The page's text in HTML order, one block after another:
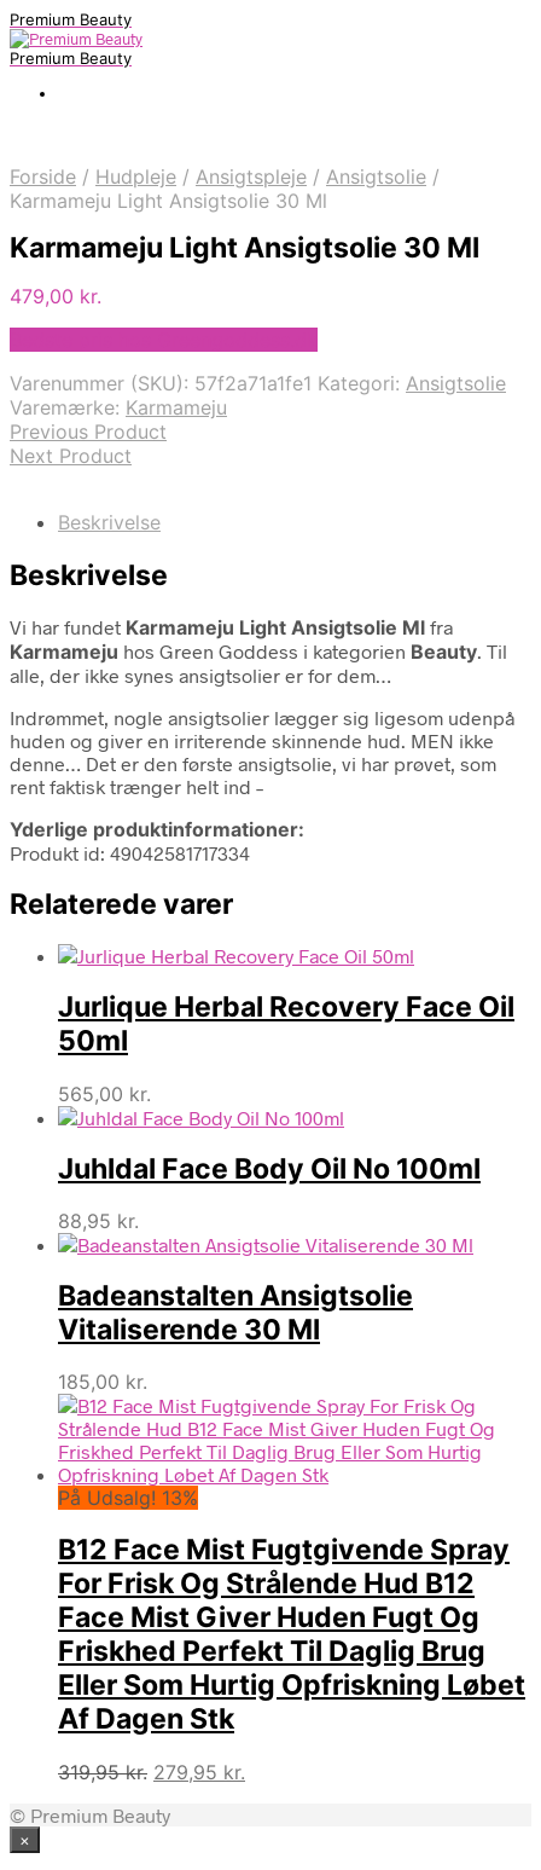
Premium Beauty
Premium Beauty
Forside / Hudpleje / Ansigtspleje / Ansigtsolie /
Karmameju Light Ansigtsolie 30 Ml
Karmameju Light Ansigtsolie 30 Ml
479,00 kr.
Varenummer (SKU): 57f2a71a1fe1 Kategori: Ansigtsolie
Varemærke: Karmameju
Previous Product
Next Product
Beskrivelse
Beskrivelse
Vi har fundet Karmameju Light Ansigtsolie Ml fra
Karmameju hos Green Goddess i kategorien Beauty. Til
alle, der ikke synes ansigtsolier er for dem…
Indrømmet, nogle ansigtsolier lægger sig ligesom udenpå
huden og giver en irriterende skinnende hud. MEN ikke
denne… Det er den første ansigtsolie, vi har prøvet, som
rent faktisk trænger helt ind –
Yderlige produktinformationer:
Produkt id: 49042581717334
Relaterede varer
Jurlique Herbal Recovery Face Oil
50ml
565,00 kr.
Juhldal Face Body Oil No 100ml
88,95 kr.
Badeanstalten Ansigtsolie
Vitaliserende 30 Ml
185,00 kr.
På Udsalg! 13%
B12 Face Mist Fugtgivende Spray
For Frisk Og Strålende Hud B12
Face Mist Giver Huden Fugt Og
Friskhed Perfekt Til Daglig Brug
Eller Som Hurtig Opfriskning Løbet
Af Dagen Stk
319,95kr. Den
pris
279,95 kr.
© Premium Beauty
×